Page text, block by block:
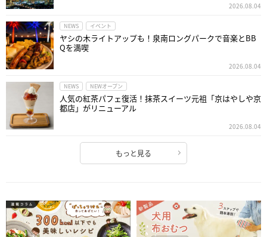
2026.08.04
NEWS イベント
ヤシの木ライトアップも！泉南ロングパークで音楽とBB
Qを満喫
2026.08.04
NEWS NEWオープン
人気の紅茶パフェ復活！抹茶スイーツ元祖「京はやしや京
都店」がリニューアル
2026.08.04
もっと見る